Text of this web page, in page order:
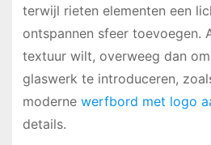
terwijl rieten elementen een
ontspannen sfeer toevoegen.
textuur wilt, overweeg dan
glaswerk te introduceren,
moderne werfbord met logo
details.